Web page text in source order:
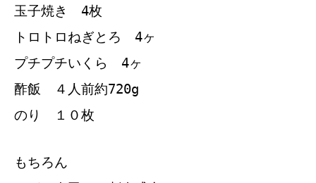
玉子焼き 4枚
トロトロねぎとろ 4ヶ
プチプチいくら 4ヶ
酢飯 ４人前約720g
のり １０枚
もちろん